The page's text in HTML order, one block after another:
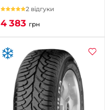
2 відгуки
4 383 грн